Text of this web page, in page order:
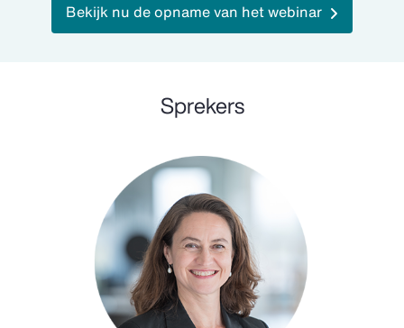
Bekijk nu de opname van het webinar
Sprekers